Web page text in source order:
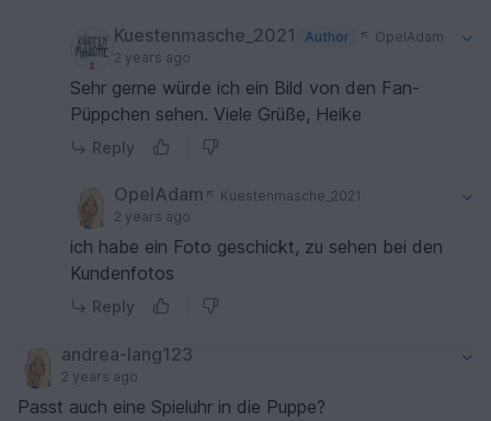
Kuestenmasche_2021 Author
OpelAdam
2 years ago
Sehr gerne würde ich ein Bild von den Fan-
Püppchen sehen. Viele Grüße, Heike
Reply
OpelAdam
Kuestenmasche_2021
2 years ago
ich habe ein Foto geschickt, zu sehen bei den
Kundenfotos
Reply
andrea-lang123
2 years ago
Passt auch eine Spieluhr in die Puppe?